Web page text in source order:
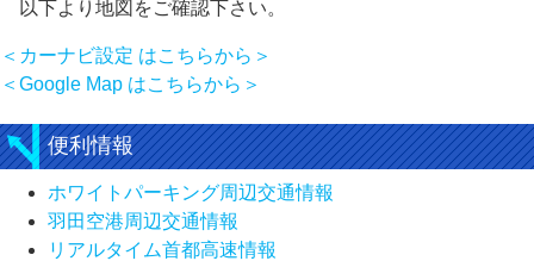
以下より地図をご確認下さい。
＜カーナビ設定 はこちらから＞
＜Google Map はこちらから＞
便利情報
ホワイトパーキング周辺交通情報
羽田空港周辺交通情報
リアルタイム首都高速情報